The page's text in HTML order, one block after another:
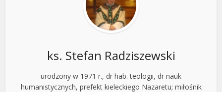
ks. Stefan Radziszewski
urodzony w 1971 r., dr hab. teologii, dr nauk
humanistycznych, prefekt kieleckiego Nazaretu; miłośnik